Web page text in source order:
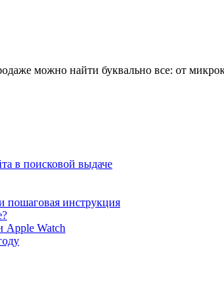
можно найти буквально все: от
в поисковой выдаче
пошаговая инструкция
Apple Watch